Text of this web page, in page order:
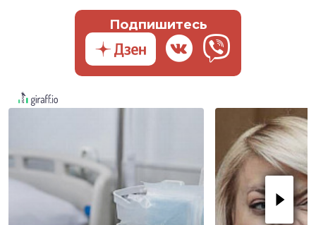
Подпишитесь